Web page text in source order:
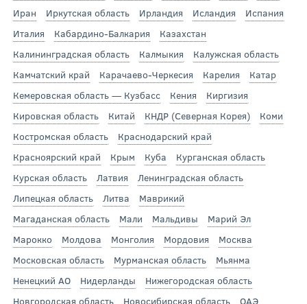
Иран
Иркутская область Ирландия Исландия
Испания
Италия
Кабардино-Балкария
Казахстан
Калининградская область
Калмыкия
Калужская область
Камчатский край
Карачаево-Черкесия Карелия
Катар
Кемеровская область — Кузбасс
Кения
Киргизия
Кировская область
Китай КНДР (Северная Корея)
Коми
Костромская область
Краснодарский край
Красноярский край
Крым Куба
Курганская область
Курская область
Латвия
Ленинградская область
Липецкая область
Литва
Маврикий
Магаданская область
Мали Мальдивы
Марий Эл
Марокко
Молдова Монголия Мордовия
Москва
Московская область
Мурманская область
Мьянма
Ненецкий АО
Нидерланды
Нижегородская область
Новгородская область
Новосибирская область
ОАЭ